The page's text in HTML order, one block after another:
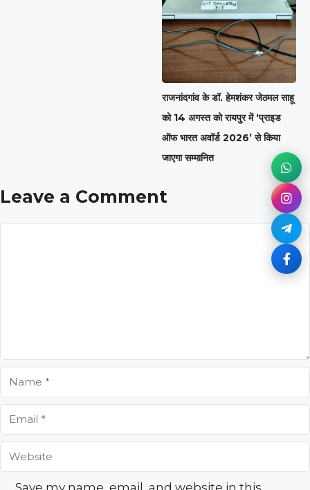
राजनांदगांव के डॉ. हेमशंकर जेठमल साहू
को 14 अगस्त को रायपुर में ‘प्राइड
ऑफ भारत अवॉर्ड 2026’ से किया
जाएगा सम्मानित
Leave a Comment
Save my name, email, and website in this